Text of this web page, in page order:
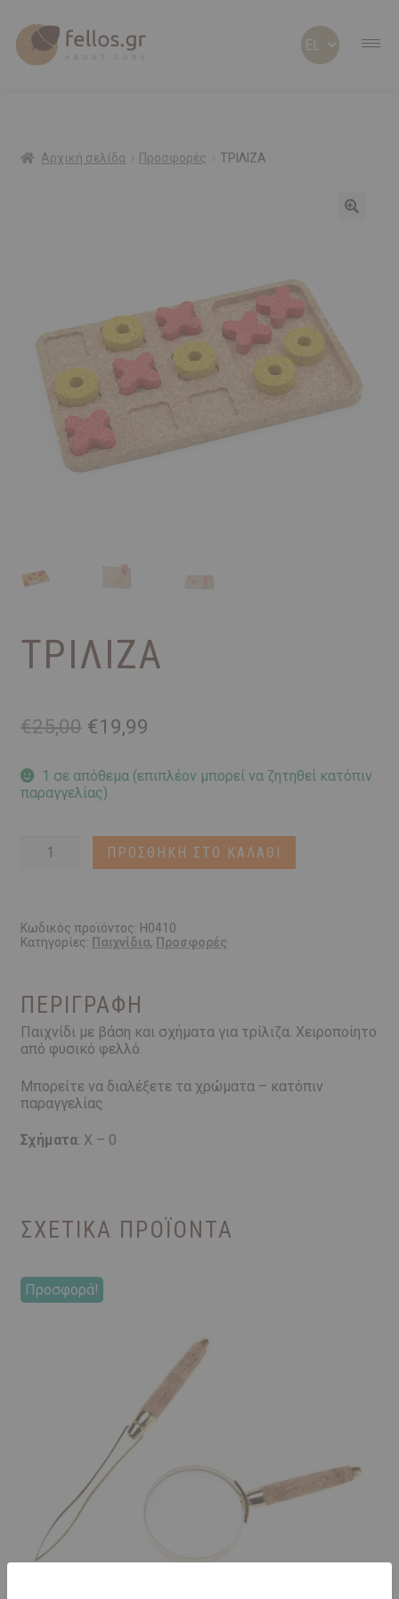
ABOUT US
SHOP
ΠΡΟΣΦΟΡΕΣ
Αρχική σελίδα Προσφορές ΤΡΙΛΙΖΑ
ΤΡΙΛΙΖΑ
€25,00 Original
was:
€25,00.
€19,99
τιμή
1 σε απόθεμα (επιπλέον μπορεί να ζητηθεί κατόπιν
παραγγελίας)
ΤΡΙΛΙΖΑ
ποσότητα
ΠΡΟΣΘΉΚΗ ΣΤΟ ΚΑΛΆΘΙ
Κωδικός προϊόντος: H0410
Κατηγορίες: Παιχνίδια, Προσφορές
ΠΕΡΙΓΡΑΦΉ
Παιχνίδι με βάση και σχήματα για τρίλιζα. Χειροποίητο
από φυσικό φελλό.
Μπορείτε να διαλέξετε τα χρώματα – κατόπιν
παραγγελίας
Σχήματα: Χ – 0
ΣΧΕΤΙΚΆ ΠΡΟΪΌΝΤΑ
Προσφορά!